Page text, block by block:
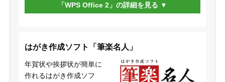
「WPS Office 2」の詳細を見る
はがき作成ソフト「筆楽名人」
年賀状や挨拶状が簡単に
作れるはがき作成ソフ